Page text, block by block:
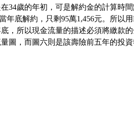
34歲的年初，可是解約金的計算時
年底解約，只剩95萬1,456元。所以
，所以現金流量的描述必須將繳款
圖，而圖六則是該壽險前五年的投資